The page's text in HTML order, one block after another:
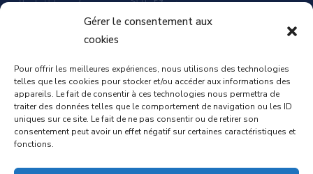
Gérer le consentement aux
cookies
Pour offrir les meilleures expériences, nous utilisons des technologies
telles que les cookies pour stocker et/ou accéder aux informations des
appareils. Le fait de consentir à ces technologies nous permettra de
traiter des données telles que le comportement de navigation ou les ID
uniques sur ce site. Le fait de ne pas consentir ou de retirer son
consentement peut avoir un effet négatif sur certaines caractéristiques et
fonctions.
Mardi : 13:30 – 18:00
Mercredi : 08:30 – 12:00 | 14:00 – 17:00
Vendredi : 08:30 – 12:00 | 14:00 – 17:00
Samedi : Fermée
Dimanche : Fermée